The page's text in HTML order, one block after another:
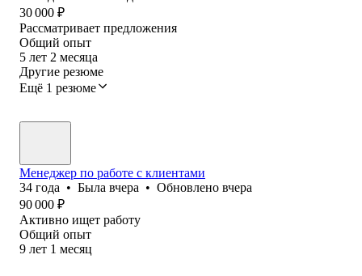
30 000 ₽
Рассматривает предложения
Общий опыт
5 лет 2 месяца
Другие резюме
Ещё 1 резюме
Менеджер по работе с клиентами
34 года • Была вчера • Обновлено вчера
90 000 ₽
Активно ищет работу
Общий опыт
9 лет 1 месяц